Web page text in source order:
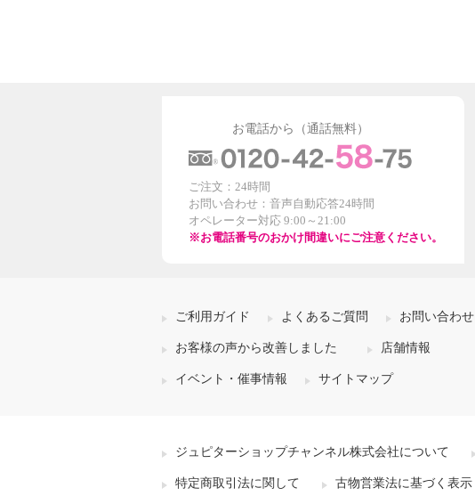
お電話から（通話無料）
ご注文：24時間
お問い合わせ：音声自動応答24時間
オペレーター対応 9:00～21:00
※お電話番号のおかけ間違いにご注意ください。
ご利用ガイド よくあるご質問 お問い合わせ
お客様の声から改善しました 店舗情報
イベント・催事情報 サイトマップ
ジュピターショップチャンネル株式会社について
特定商取引法に関して 古物営業法に基づく表示